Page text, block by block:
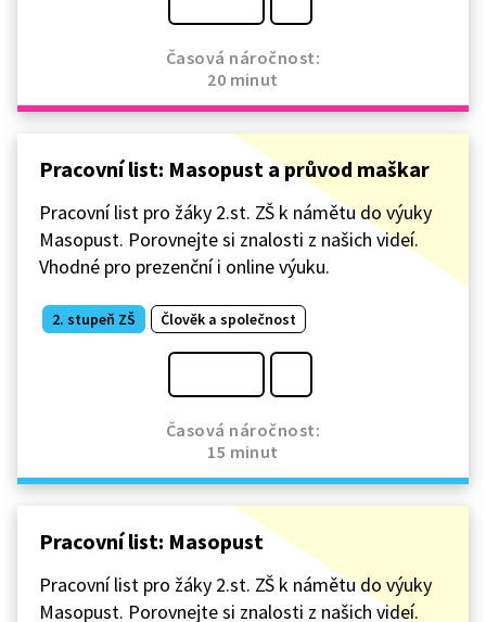
Časová náročnost:
20 minut
Pracovní list: Masopust a průvod maškar
Pracovní list pro žáky 2.st. ZŠ k námětu do výuky
Masopust. Porovnejte si znalosti z našich videí.
Vhodné pro prezenční i online výuku.
2. stupeň ZŠ Člověk a společnost
Časová náročnost:
15 minut
Pracovní list: Masopust
Pracovní list pro žáky 2.st. ZŠ k námětu do výuky
Masopust. Porovnejte si znalosti z našich videí.